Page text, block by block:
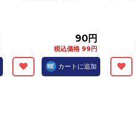
90円
税込価格 99円
カートに追加